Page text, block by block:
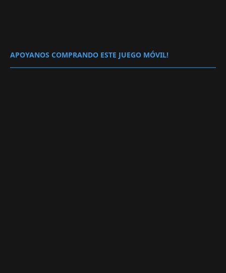
APOYANOS COMPRANDO ESTE JUEGO MÓVIL!